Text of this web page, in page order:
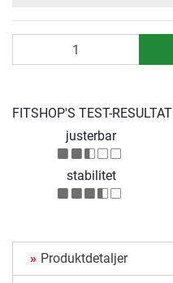
FITSHOP'S TEST-RESULTAT
justerbar
stabilitet
Produktdetaljer